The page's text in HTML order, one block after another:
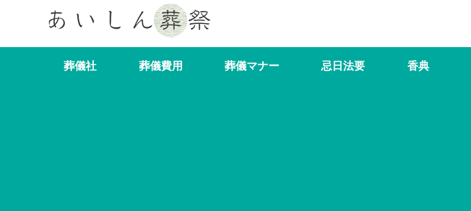
葬儀社 葬儀費用 葬儀マナー 忌日法要 香典